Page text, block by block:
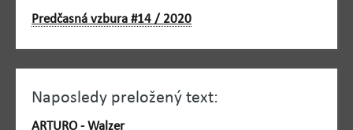
Predčasná vzbura #14 / 2020
Naposledy preložený text:
ARTURO - Walzer